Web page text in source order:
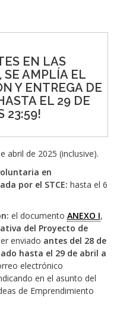
EN LAS
SE AMPLÍA EL
Y ENTREGA DE
EL 29 DE
23:59!
abril de 2025 (inclusive).
en
por el STCE: hasta el 6
el documento ANEXO I,
del Proyecto de
enviado antes del 28 de
hasta el 29 de abril a
electrónico
en el asunto del
de Emprendimiento